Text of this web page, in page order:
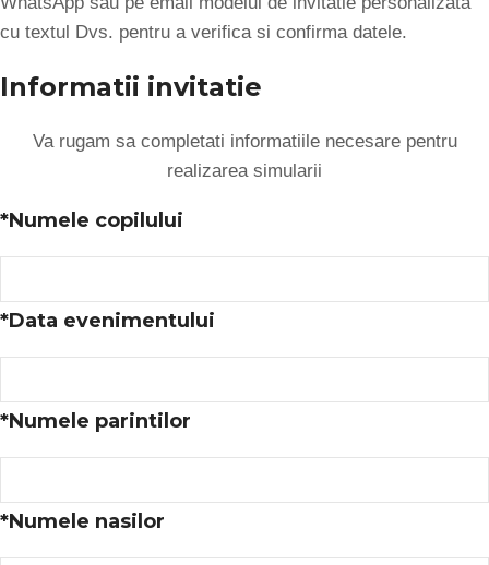
cu textul Dvs. pentru a verifica si confirma datele.
Informatii invitatie
Va rugam sa completati informatiile necesare pentru
realizarea simularii
*Numele copilului
*Data evenimentului
*Numele parintilor
*Numele nasilor